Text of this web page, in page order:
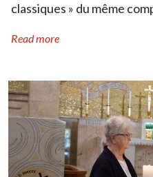
classiques » du même
Read more